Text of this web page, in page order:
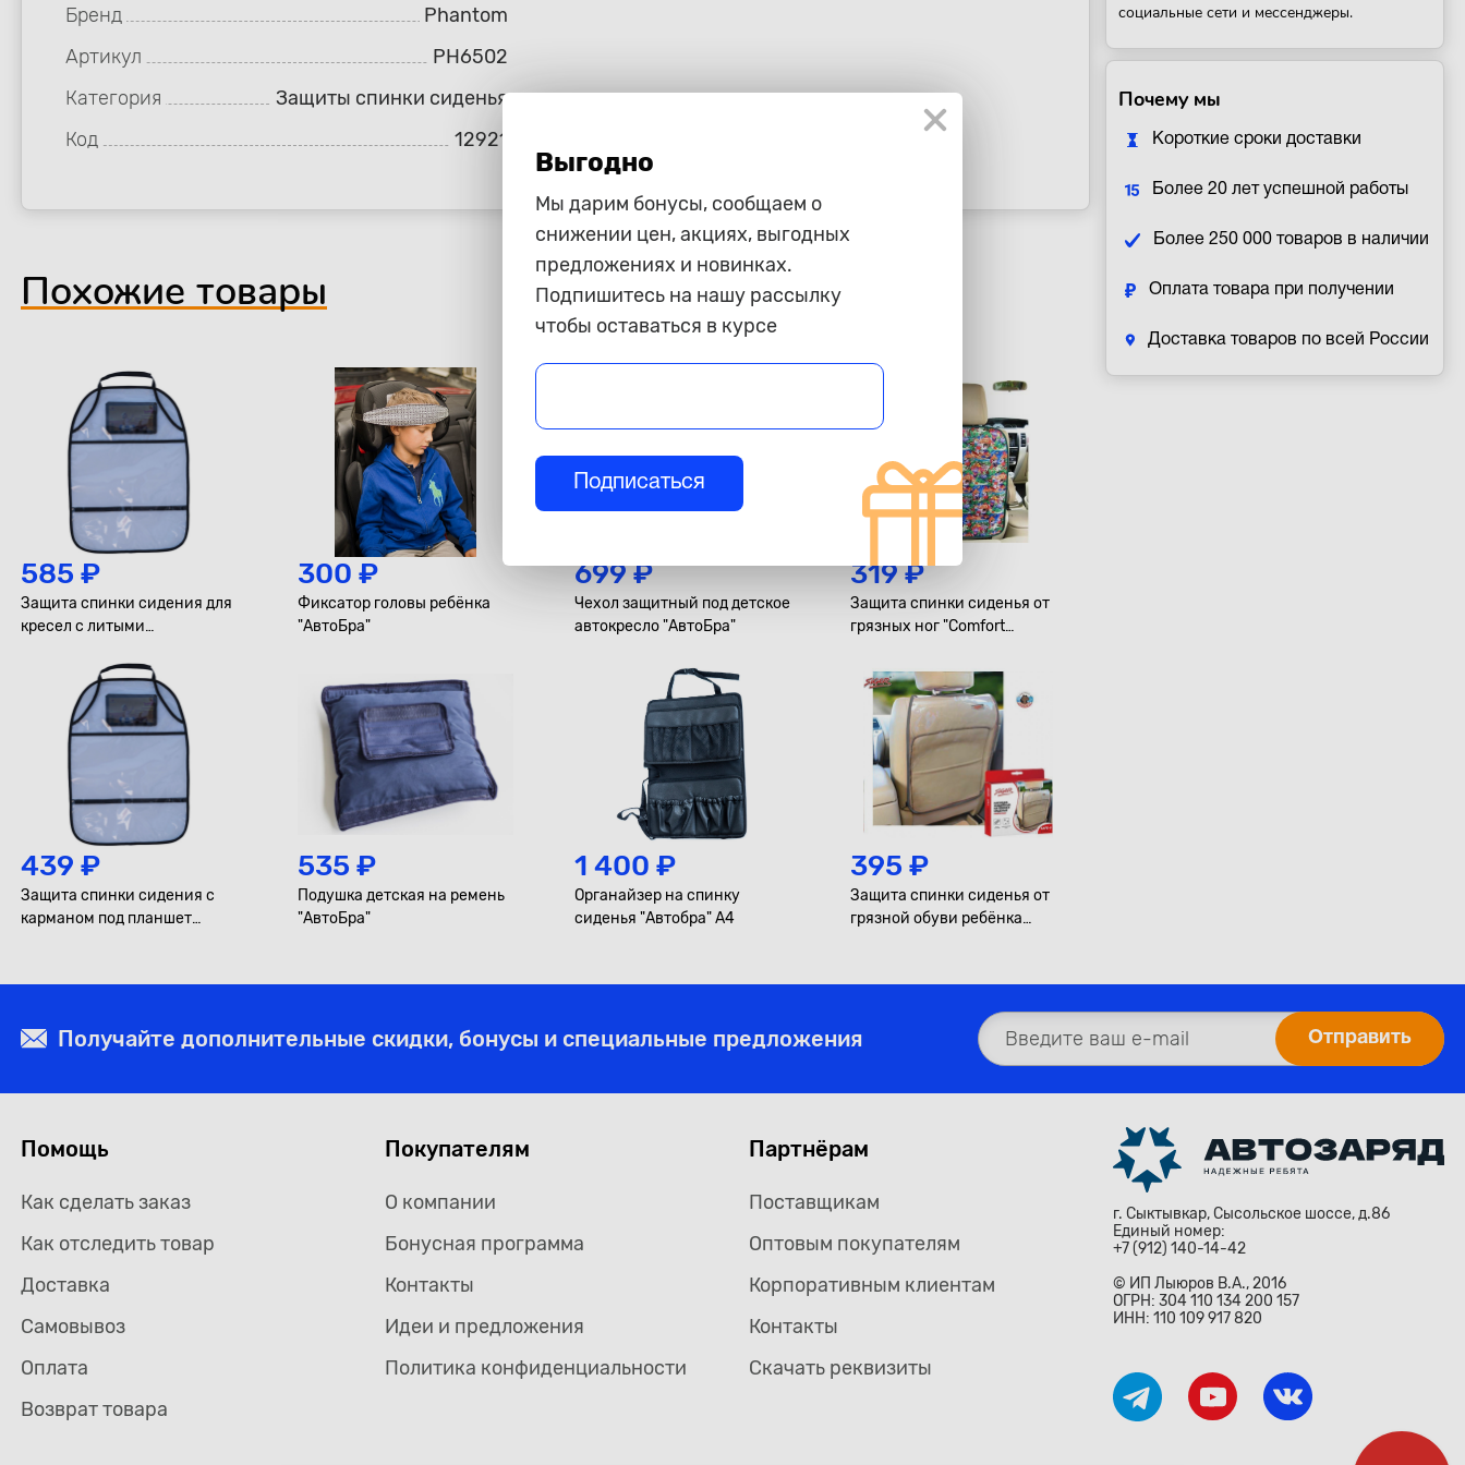
Бренд
Phantom
Артикул
PH6502
Категория
Защиты спинки сиденья
Код
12921
Похожие товары
585 ₽
Защита спинки сидения для
кресел с литыми
300 ₽
Фиксатор головы ребёнка
"АвтоБра"
699 ₽
Чехол защитный под детское
автокресло "АвтоБра"
319 ₽
Защита спинки сиденья от
грязных ног "Comfort
439 ₽
Защита спинки сидения с
карманом под планшет
535 ₽
Подушка детская на ремень
"АвтоБра"
1 400 ₽
Органайзер на спинку
сиденья "Автобра" А4
395 ₽
Защита спинки сиденья от
грязной обуви ребёнка
социальные сети и мессенджеры.
Почему мы
Короткие сроки доставки
Более 20 лет успешной работы
Более 250 000 товаров в наличии
Оплата товара при получении
Доставка товаров по всей России
Получайте дополнительные скидки, бонусы и специальные предложения
Помощь
Как сделать заказ
Как отследить товар
Доставка
Самовывоз
Оплата
Возврат товара
Покупателям
О компании
Бонусная программа
Контакты
Идеи и предложения
Политика конфиденциальности
Партнёрам
Поставщикам
Оптовым покупателям
Корпоративным клиентам
Контакты
Скачать реквизиты
г. Сыктывкар, Сысольское шоссе, д.86
Единый номер:
+7 (912) 140-14-42
© ИП Лыюров В.А., 2016
ОГРН: 304 110 134 200 157
ИНН: 110 109 917 820
Выгодно
Мы дарим бонусы, сообщаем о
снижении цен, акциях, выгодных
предложениях и новинках.
Подпишитесь на нашу рассылку
чтобы оставаться в курсе
Подписаться